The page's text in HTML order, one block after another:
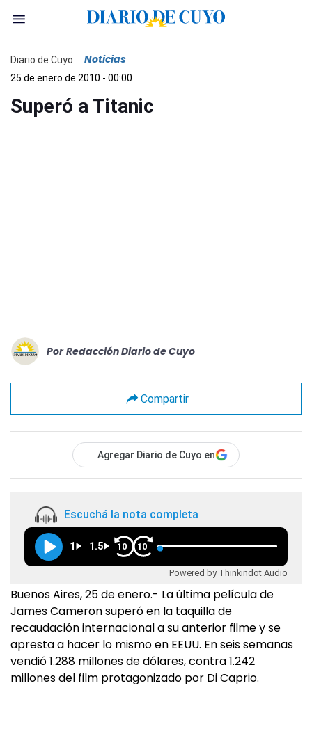
Diario de Cuyo Noticias
25 de enero de 2010 - 00:00
Superó a Titanic
Por Redacción Diario de Cuyo
Compartir
Agregar Diario de Cuyo en
Escuchá la nota completa
1 1.5 10 10
Powered by Thinkindot Audio
Buenos Aires, 25 de enero.- La última película de
James Cameron superó en la taquilla de
recaudación internacional a su anterior filme y se
apresta a hacer lo mismo en EEUU. En seis semanas
vendió 1.288 millones de dólares, contra 1.242
millones del film protagonizado por Di Caprio.